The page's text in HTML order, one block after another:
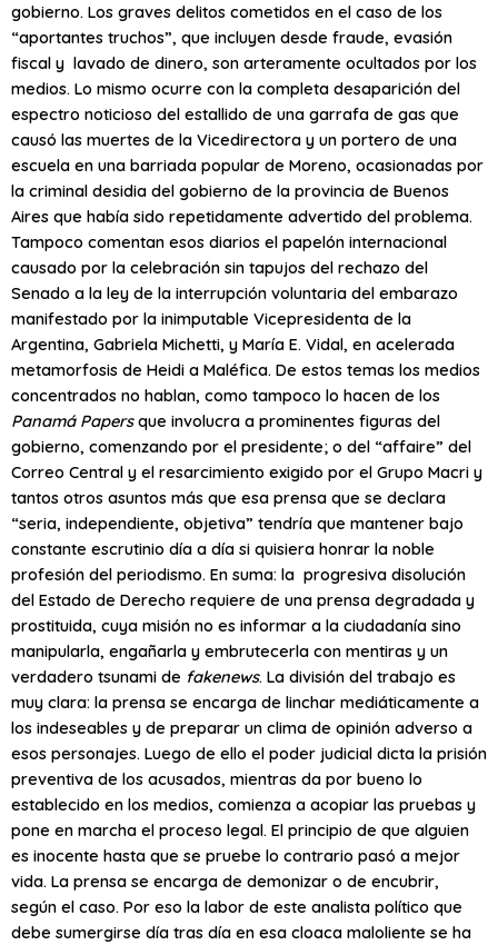
gobierno. Los graves delitos cometidos en el caso de los
“aportantes truchos”, que incluyen desde fraude, evasión
fiscal y lavado de dinero, son arteramente ocultados por los
medios. Lo mismo ocurre con la completa desaparición del
espectro noticioso del estallido de una garrafa de gas que
causó las muertes de la Vicedirectora y un portero de una
escuela en una barriada popular de Moreno, ocasionadas por
la criminal desidia del gobierno de la provincia de Buenos
Aires que había sido repetidamente advertido del problema.
Tampoco comentan esos diarios el papelón internacional
causado por la celebración sin tapujos del rechazo del
Senado a la ley de la interrupción voluntaria del embarazo
manifestado por la inimputable Vicepresidenta de la
Argentina, Gabriela Michetti, y María E. Vidal, en acelerada
metamorfosis de Heidi a Maléfica. De estos temas los medios
concentrados no hablan, como tampoco lo hacen de los
Panamá Papersque involucra a prominentes figuras del
gobierno, comenzando por el presidente; o del “affaire” del
Correo Central y el resarcimiento exigido por el Grupo Macri y
tantos otros asuntos más que esa prensa que se declara
“seria, independiente, objetiva” tendría que mantener bajo
constante escrutinio día a día si quisiera honrar la noble
profesión del periodismo. En suma: la progresiva disolución
del Estado de Derecho requiere de una prensa degradada y
prostituida, cuya misión no es informar a la ciudadanía sino
manipularla, engañarla y embrutecerla con mentiras y un
verdadero tsunami de fakenews. La división del trabajo es
muy clara: la prensa se encarga de linchar mediáticamente a
los indeseables y de preparar un clima de opinión adverso a
esos personajes. Luego de ello el poder judicial dicta la prisión
preventiva de los acusados, mientras da por bueno lo
establecido en los medios, comienza a acopiar las pruebas y
pone en marcha el proceso legal. El principio de que alguien
es inocente hasta que se pruebe lo contrario pasó a mejor
vida. La prensa se encarga de demonizar o de encubrir,
según el caso. Por eso la labor de este analista político que
debe sumergirse día tras día en esa cloaca maloliente se ha